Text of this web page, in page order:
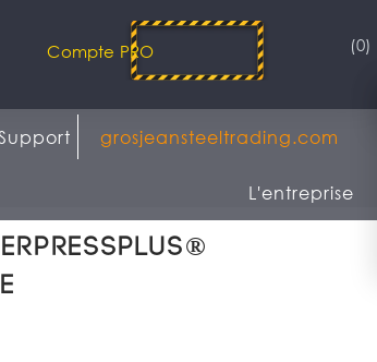
Compte PRO (0)
grosjeansteeltrading.com
L'entreprise